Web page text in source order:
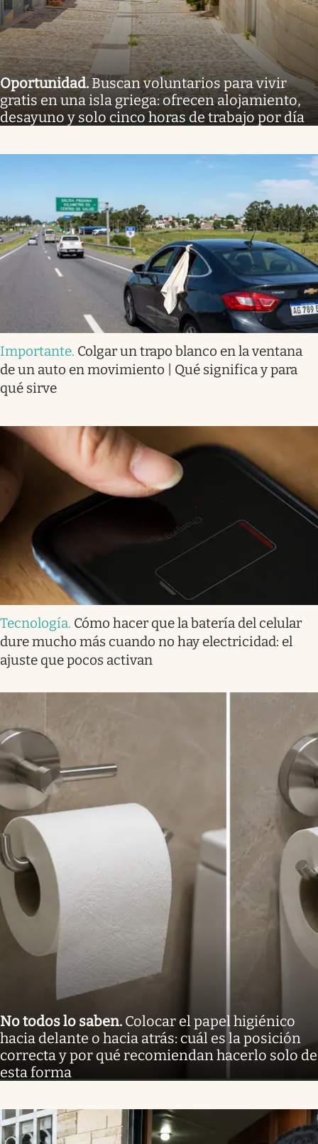
Oportunidad.Buscan voluntarios para vivir
gratis en una isla griega: ofrecen alojamiento,
desayuno y solo cinco horas de trabajo por día
Importante. Colgar un trapo blanco en la ventana
de un auto en movimiento | Qué significa y para
qué sirve
Tecnología. Cómo hacer que la batería del celular
dure mucho más cuando no hay electricidad: el
ajuste que pocos activan
No todos lo saben. Colocar el papel higiénico
hacia delante o hacia atrás: cuál es la posición
correcta y por qué recomiendan hacerlo solo de
esta forma